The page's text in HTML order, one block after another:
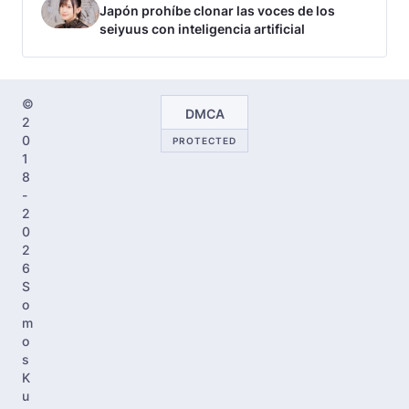
Japón prohíbe clonar las voces de los
seiyuus con inteligencia artificial
©
2
0
1
8
-
2
0
2
6
S
o
m
o
s
K
u
DMCA
PROTECTED